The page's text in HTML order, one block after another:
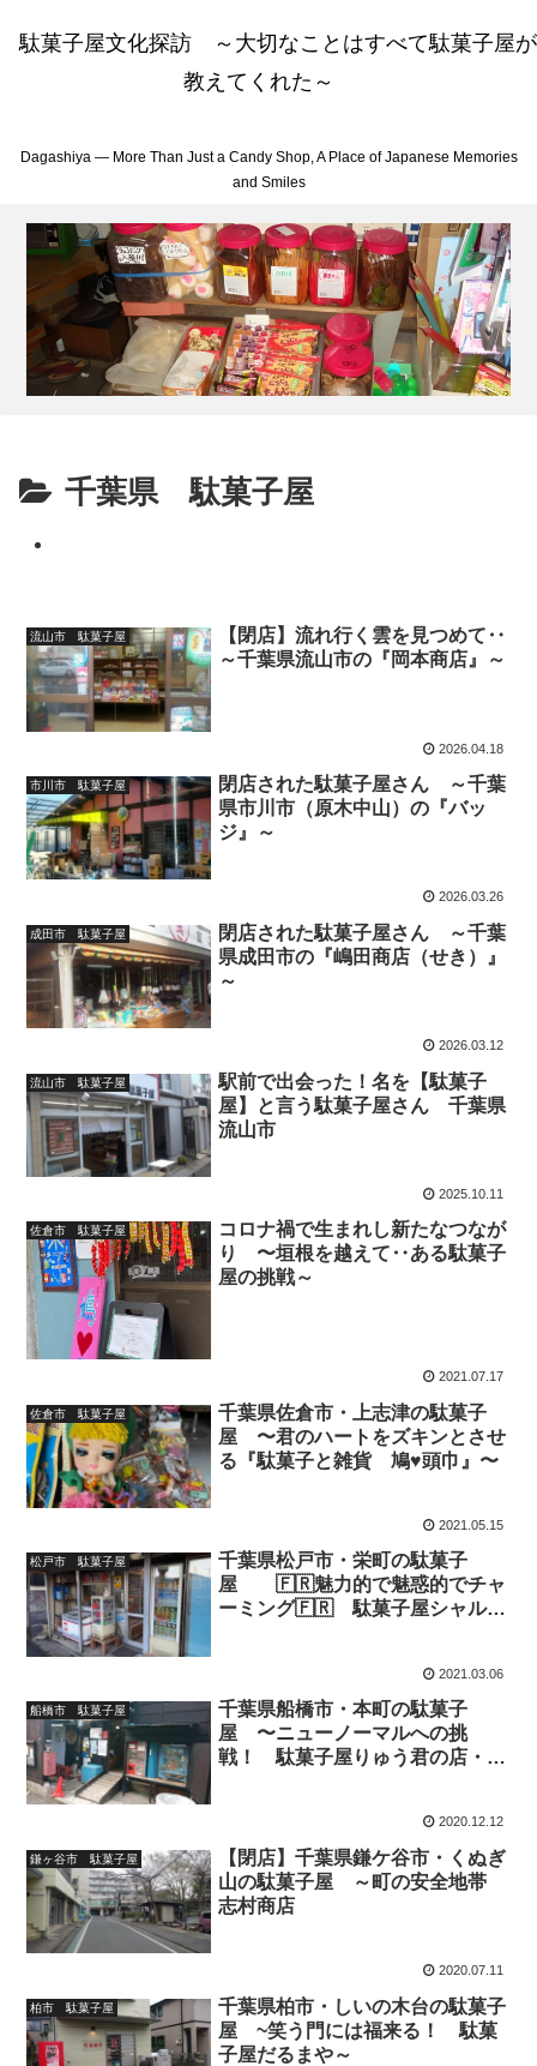
駄菓子屋文化探訪 ～大切なことはすべて駄菓子屋が
教えてくれた～
Dagashiya — More Than Just a Candy Shop, A Place of Japanese Memories
and Smiles
千葉県 駄菓子屋
流山市 駄菓子屋
【閉店】流れ行く雲を見つめて‥
～千葉県流山市の『岡本商店』～
2026.04.18
市川市 駄菓子屋
閉店された駄菓子屋さん ～千葉
県市川市（原木中山）の『バッ
ジ』～
2026.03.26
成田市 駄菓子屋
閉店された駄菓子屋さん ～千葉
県成田市の『嶋田商店（せき）』
～
2026.03.12
流山市 駄菓子屋
駅前で出会った！名を【駄菓子
屋】と言う駄菓子屋さん 千葉県
流山市
2025.10.11
佐倉市 駄菓子屋
コロナ禍で生まれし新たなつなが
り 〜垣根を越えて‥ある駄菓子
屋の挑戦～
2021.07.17
佐倉市 駄菓子屋
千葉県佐倉市・上志津の駄菓子
屋 〜君のハートをズキンとさせ
る『駄菓子と雑貨 鳩♥頭巾』〜
2021.05.15
松戸市 駄菓子屋
千葉県松戸市・栄町の駄菓子
屋 🇫🇷魅力的で魅惑的でチャ
ーミング🇫🇷 駄菓子屋シャルマ
2021.03.06
船橋市 駄菓子屋
千葉県船橋市・本町の駄菓子
屋 〜ニューノーマルへの挑
戦！ 駄菓子屋りゅう君の店・リ
2020.12.12
鎌ヶ谷市 駄菓子屋
【閉店】千葉県鎌ケ谷市・くぬぎ
山の駄菓子屋 ～町の安全地帯
志村商店
2020.07.11
柏市 駄菓子屋
千葉県柏市・しいの木台の駄菓子
屋 ~笑う門には福来る！ 駄菓
子屋だるまや～